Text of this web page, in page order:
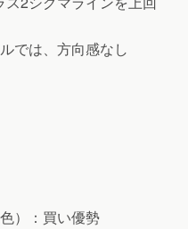
では、方向感なし
）：買い優勢